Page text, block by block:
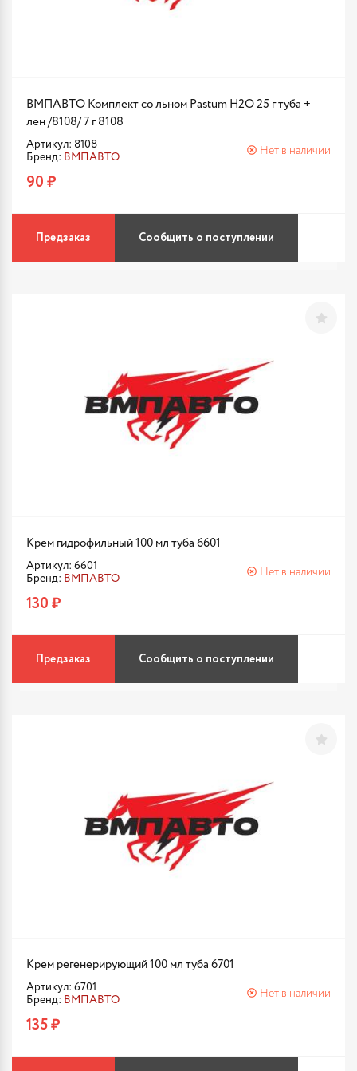
ВМПАВТО Комплект со льном Pastum H2O 25 г туба +
лен /8108/ 7 г 8108
Артикул: 8108
Бренд: ВМПАВТО
Нет в наличии
90 ₽
Предзаказ Сообщить о поступлении
Крем гидрофильный 100 мл туба 6601
Артикул: 6601
Бренд: ВМПАВТО
Нет в наличии
130 ₽
Предзаказ Сообщить о поступлении
Крем регенерирующий 100 мл туба 6701
Артикул: 6701
Бренд: ВМПАВТО
Нет в наличии
135 ₽